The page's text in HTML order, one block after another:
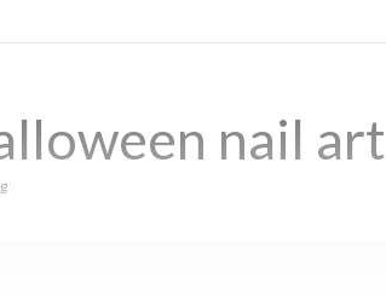
nail art